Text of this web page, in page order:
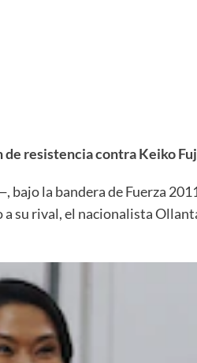
de resistencia contra Keiko
la bandera de Fuerza
su rival, el nacionalista